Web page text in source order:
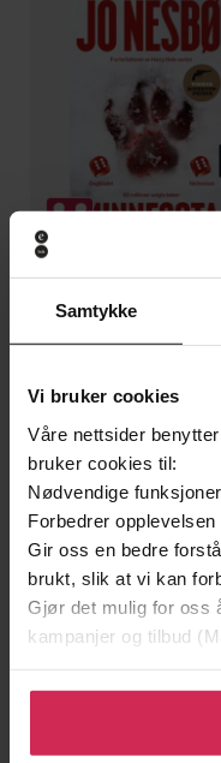
Samtykke
Vi bruker cookies
Våre nettsider
bruker cookies til:
Nødvendige
Forbedrer
Gir oss en bedre
brukt, slik at vi kan
Gjør det mulig for oss
kampanjer og tilbud
Klikk på «Godta alle»
bruke cookies for alle
tilpasse ditt samtykke
199,-
Minnesota
EBOK
Undertittel The
Forfattere